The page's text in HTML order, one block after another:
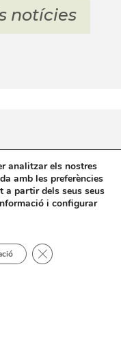
notícies
analitzar els nostres
amb les preferències
a partir dels seus seus
i configurar
Tanca el bàner de